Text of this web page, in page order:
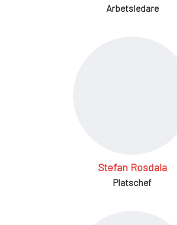
Arbetsledare
Stefan Rosdala
Platschef